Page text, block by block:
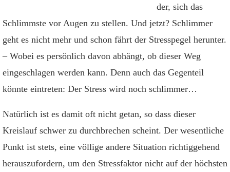
der, sich das
Schlimmste vor Augen zu stellen. Und jetzt? Schlimmer
geht es nicht mehr und schon fährt der Stresspegel herunter.
– Wobei es persönlich davon abhängt, ob dieser Weg
eingeschlagen werden kann. Denn auch das Gegenteil
könnte eintreten: Der Stress wird noch schlimmer…
Natürlich ist es damit oft nicht getan, so dass dieser
Kreislauf schwer zu durchbrechen scheint. Der wesentliche
Punkt ist stets, eine völlige andere Situation richtiggehend
herauszufordern, um den Stressfaktor nicht auf der höchsten